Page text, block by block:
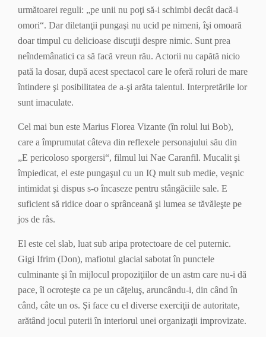
următoarei reguli: „pe unii nu poţi să-i schimbi decât dacă-i
omori“. Dar diletanţii pungaşi nu ucid pe nimeni, îşi omoară
doar timpul cu delicioase discuţii despre nimic. Sunt prea
neîndemânatici ca să facă vreun rău. Actorii nu capătă nicio
pată la dosar, după acest spectacol care le oferă roluri de mare
întindere şi posibilitatea de a-şi arăta talentul. Interpretările lor
sunt imaculate.
Cel mai bun este Marius Florea Vizante (în rolul lui Bob),
care a împrumutat câteva din reflexele personajului său din
„E pericoloso sporgersi“, filmul lui Nae Caranfil. Mucalit şi
împiedicat, el este pungaşul cu un IQ mult sub medie, veşnic
intimidat şi dispus s-o încaseze pentru stângăciile sale. E
suficient să ridice doar o sprânceană şi lumea se tăvăleşte pe
jos de râs.
El este cel slab, luat sub aripa protectoare de cel puternic.
Gigi Ifrim (Don), mafiotul glacial sabotat în punctele
culminante şi în mijlocul propoziţiilor de un astm care nu-i dă
pace, îl ocroteşte ca pe un căţeluş, aruncându-i, din când în
când, câte un os. Şi face cu el diverse exerciţii de autoritate,
arătând jocul puterii în interiorul unei organizaţii improvizate.